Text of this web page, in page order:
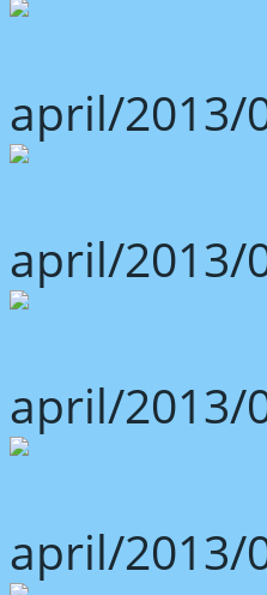
april/2013/
april/2013/
april/2013/
april/2013/